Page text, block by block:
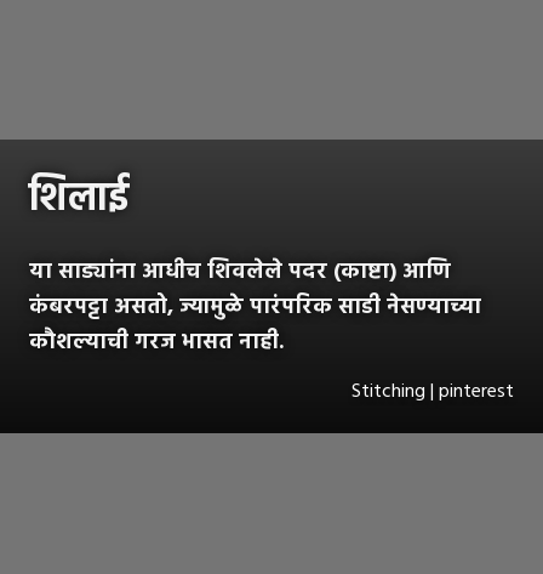
शिलाई
या साड्यांना आधीच शिवलेले पदर (काष्टा) आणि
कंबरपट्टा असतो, ज्यामुळे पारंपरिक साडी नेसण्याच्या
कौशल्याची गरज भासत नाही.
Stitching | pinterest